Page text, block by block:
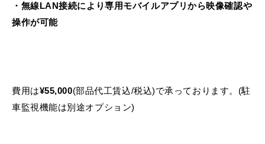
・無線LAN接続により専用モバイルアプリから映像確認や
操作が可能
費用は¥55,000(部品代工賃込/税込)で承っております。(駐
車監視機能は別途オプション)